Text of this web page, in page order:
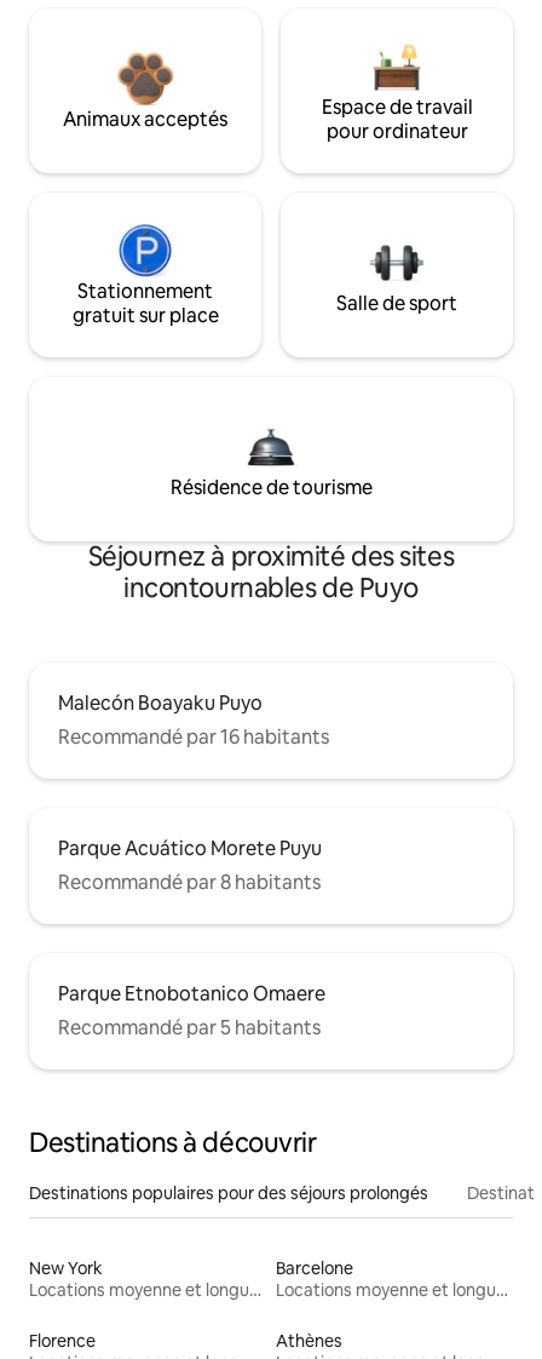
Animaux acceptés
Espace de travail
pour ordinateur
Stationnement
gratuit sur place
Salle de sport
Résidence de tourisme
Séjournez à proximité des sites
incontournables de Puyo
Malecón Boayaku Puyo
Recommandé par 16 habitants
Parque Acuático Morete Puyu
Recommandé par 8 habitants
Parque Etnobotanico Omaere
Recommandé par 5 habitants
Destinations à découvrir
Destinations populaires pour des séjours prolongés
New York
Locations moyenne et longue durée
Barcelone
Locations moyenne et longue durée
Florence
Athènes